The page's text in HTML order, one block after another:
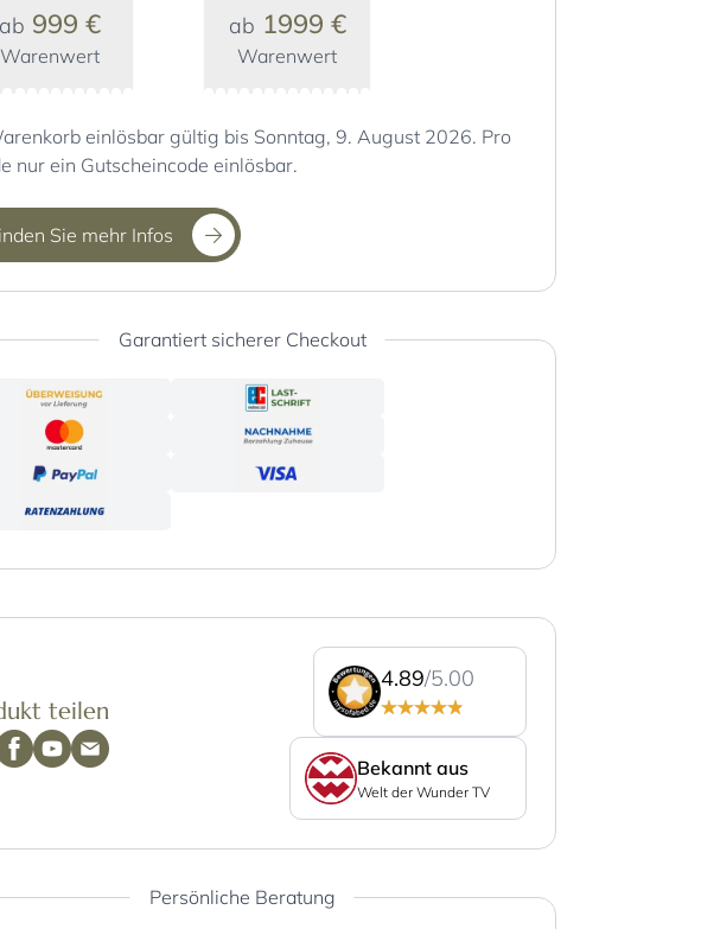
ab 999 €
Warenwert
ab 1999 €
Warenwert
einlösbar gültig bis Sonntag, 9. August 2026. Pro
nur ein Gutscheincode einlösbar.
Sie mehr Infos
Garantiert sicherer Checkout
teilen
4.89/5.00
Bekannt aus
Welt der Wunder TV
Persönliche Beratung